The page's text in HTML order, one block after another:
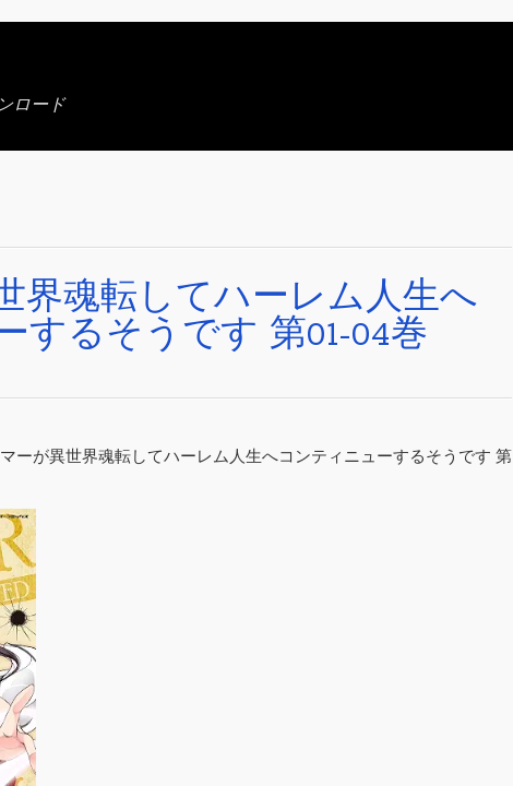
ロード
界魂転してハーレム人生へ
するそうです 第01-04巻
ーが異世界魂転してハーレム人生へコンティニューするそうです 第